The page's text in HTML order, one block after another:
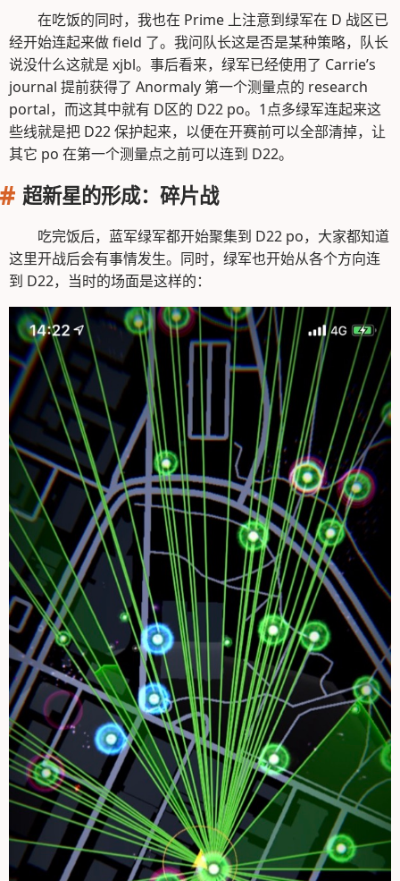
在吃饭的同时，我也在 Prime 上注意到绿军在 D 战区已
经开始连起来做 field 了。我问队长这是否是某种策略，队长
说没什么这就是 xjbl。事后看来，绿军已经使用了 Carrie’s
journal 提前获得了 Anormaly 第一个测量点的 research
portal，而这其中就有 D区的 D22 po。1点多绿军连起来这
些线就是把 D22 保护起来，以便在开赛前可以全部清掉，让
其它 po 在第一个测量点之前可以连到 D22。
超新星的形成：碎片战
吃完饭后，蓝军绿军都开始聚集到 D22 po，大家都知道
这里开战后会有事情发生。同时，绿军也开始从各个方向连
到 D22，当时的场面是这样的：